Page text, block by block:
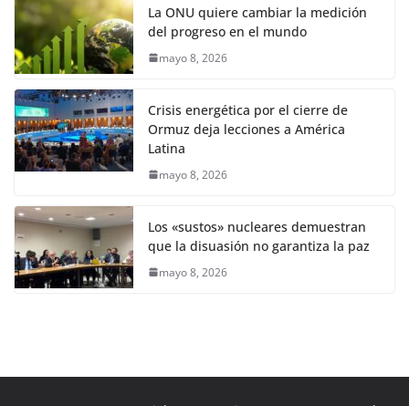
La ONU quiere cambiar la medición
del progreso en el mundo
mayo 8, 2026
Crisis energética por el cierre de
Ormuz deja lecciones a América
Latina
mayo 8, 2026
Los «sustos» nucleares demuestran
que la disuasión no garantiza la paz
mayo 8, 2026